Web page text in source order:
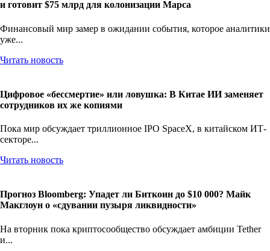
и готовит $75 млрд для колонизации Марса
Финансовый мир замер в ожидании события, которое аналитики
уже...
Читать новость
Цифровое «бессмертие» или ловушка: В Китае ИИ заменяет
сотрудников их же копиями
Пока мир обсуждает триллионное IPO SpaceX, в китайском ИТ-
секторе...
Читать новость
Прогноз Bloomberg: Упадет ли Биткоин до $10 000? Майк
Макглоун о «сдувании пузыря ликвидности»
На вторник пока криптосообщество обсуждает амбиции Tether
и...